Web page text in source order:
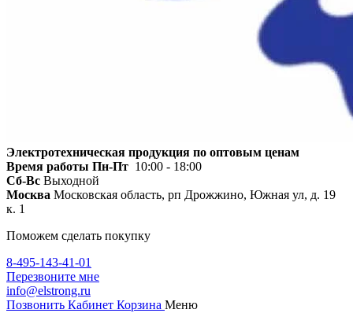
Электротехническая продукция по оптовым ценам
Время работы Пн-Пт 10:00 - 18:00
Сб-Вс Выходной
Москва Московская область, рп Дрожжино, Южная ул, д. 19
к. 1
Поможем сделать покупку
8-495-143-41-01
Перезвоните мне
info@elstrong.ru
Позвонить Кабинет Корзина Меню